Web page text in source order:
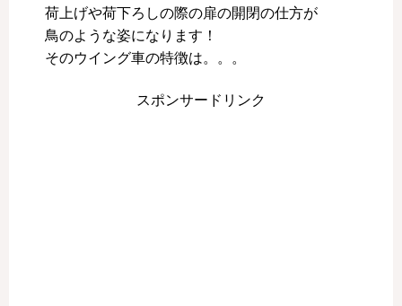
荷上げや荷下ろしの際の扉の開閉の仕方が
鳥のような姿になります！
そのウイング車の特徴は。。。
スポンサードリンク